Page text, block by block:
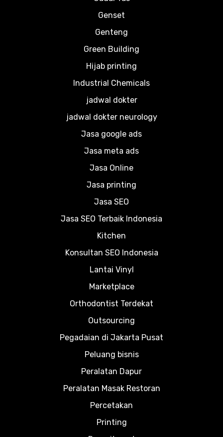
Genset
Genteng
Green Building
Hijab printing
Industrial Chemicals
jadwal dokter
jadwal dokter neurology
Jasa google ads
Jasa meta ads
Jasa Online
Jasa printing
Jasa SEO
Jasa SEO Terbaik Indonesia
Kitchen
Konsultan SEO Indonesia
Lantai Vinyl
Marketplace
Orthodontist Terdekat
Outsourcing
Pegadaian di Jakarta Pusat
Peluang bisnis
Peralatan Dapur
Peralatan Masak Restoran
Percetakan
Printing